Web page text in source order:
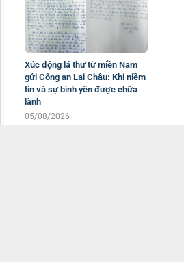
Xúc động lá thư từ miền Nam
gửi Công an Lai Châu: Khi niềm
tin và sự bình yên được chữa
lành
05/08/2026